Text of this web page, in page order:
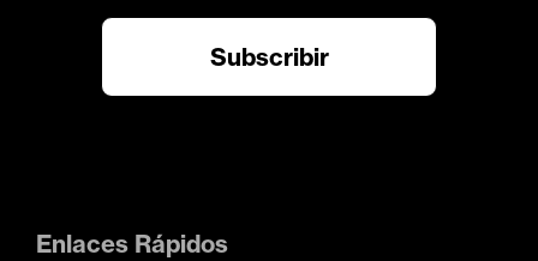
Enlaces Rápidos